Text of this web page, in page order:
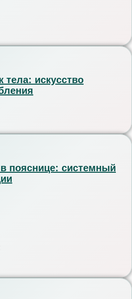
тела: искусство
пояснице: системный